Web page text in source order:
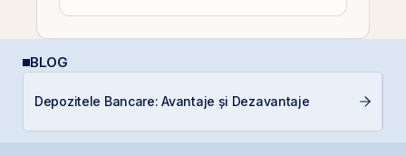
BLOG
Depozitele Bancare: Avantaje și Dezavantaje